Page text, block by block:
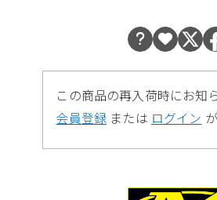
この商品の再入荷時にお知
会員登録 または ログイン